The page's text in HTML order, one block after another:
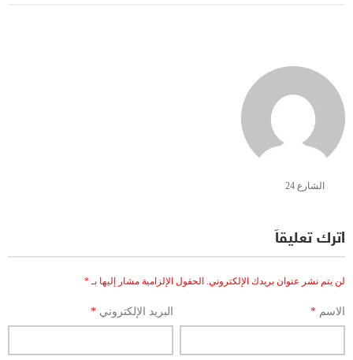
الشارع 24
اترك تعليقاً
لن يتم نشر عنوان بريدك الإلكتروني. الحقول الإلزامية مشار إليها بـ*
الاسم * البريد الإلكتروني*